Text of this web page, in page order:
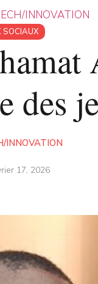
INNOVATION
SOCIAUX
des
INNOVATION
17, 2026